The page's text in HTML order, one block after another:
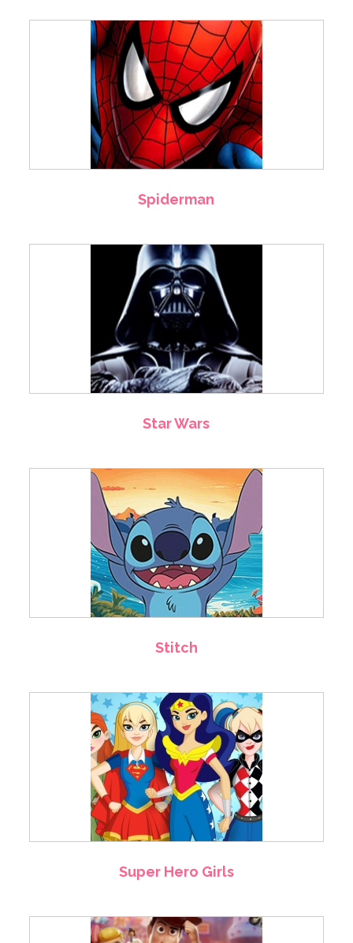
Spiderman
Star Wars
Stitch
Super Hero Girls